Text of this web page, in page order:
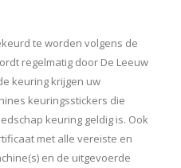
te worden volgens de
regelmatig door De Leeuw
keuring krijgen uw
keuringsstickers die
keuring geldig is. Ook
met alle vereiste en
en de uitgevoerde